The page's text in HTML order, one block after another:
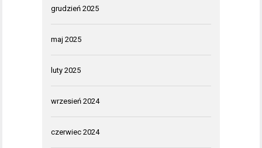
grudzień 2025
maj 2025
luty 2025
wrzesień 2024
czerwiec 2024